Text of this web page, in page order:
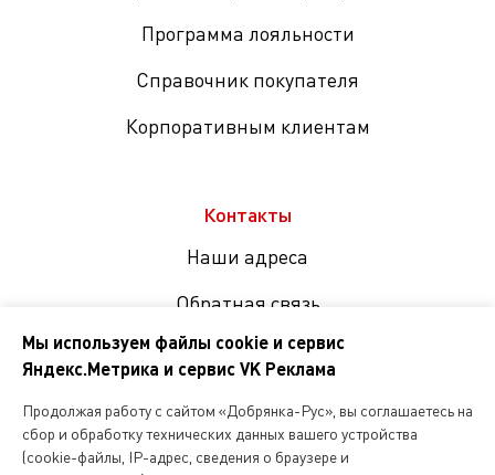
Программа лояльности
Справочник покупателя
Корпоративным клиентам
Контакты
Наши адреса
Обратная связь
соцсетях
Мы используем файлы cookie и сервис
Яндекс.Метрика и сервис VK Реклама
Продолжая работу с сайтом «Добрянка-Рус», вы соглашаетесь на
сбор и обработку технических данных вашего устройства
(cookie-файлы, IP-адрес, сведения о браузере и